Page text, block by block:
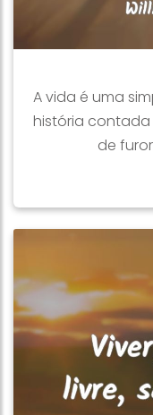
A vida é uma
história contada
de